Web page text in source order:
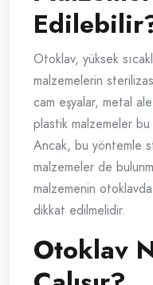
Otoklav, yüksek
malzemelerin
cam eşyalar, metal
plastik malzemeler
Ancak, bu yöntemle
malzemeler de
malzemenin
dikkat edilmelidir.
Otoklav